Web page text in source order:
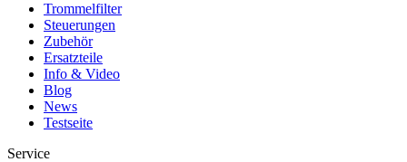
Trommelfilter
Steuerungen
Zubehör
Ersatzteile
Info & Video
Blog
News
Testseite
Service